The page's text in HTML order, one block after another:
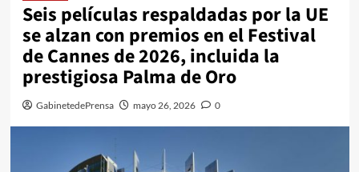
Seis películas respaldadas por la UE
se alzan con premios en el Festival
de Cannes de 2026, incluida la
prestigiosa Palma de Oro
GabinetedePrensa mayo 26, 2026 0